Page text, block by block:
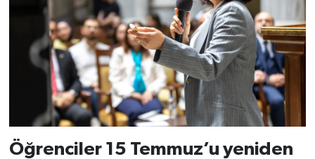
Öğrenciler 15 Temmuz’u yeniden